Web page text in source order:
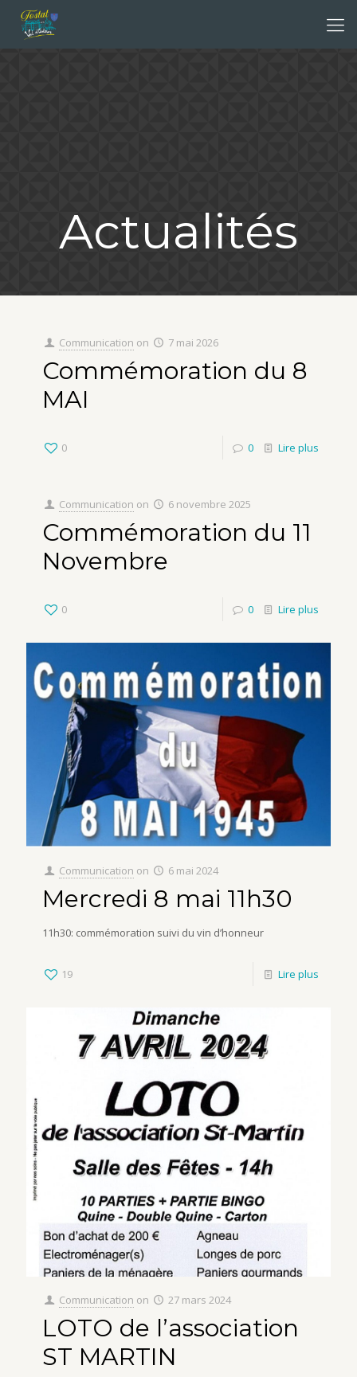
Actualités
Communication on 7 mai 2026
Commémoration du 8
MAI
0 0 Lire plus
Communication on 6 novembre 2025
Commémoration du 11
Novembre
0 0 Lire plus
Communication on 6 mai 2024
Mercredi 8 mai 11h30
11h30: commémoration suivi du vin d’honneur
19 Lire plus
Communication on 27 mars 2024
LOTO de l’association
ST MARTIN